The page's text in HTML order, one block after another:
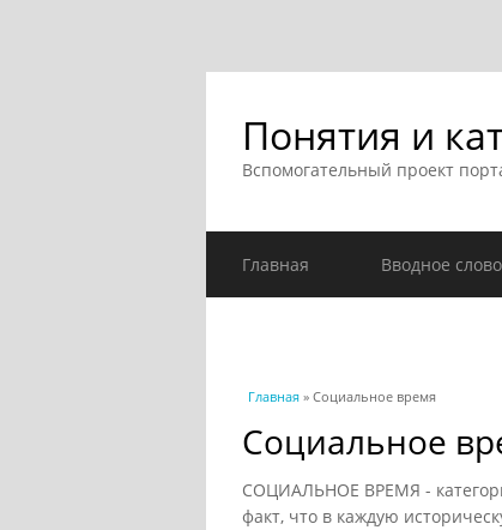
Понятия и
Вспомогательный проект
Главная Вводное слово
Вы здесь
Главная » Социальное время
Социальное
СОЦИАЛЬНОЕ ВРЕМЯ -
факт, что в каждую